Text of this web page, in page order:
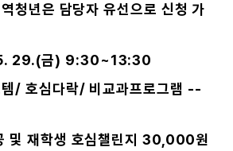
년은 담당자 유선으로 신청 가
29.(금) 9:30~13:30
템/ 호심다락/ 비교과프로그램 --
및 재학생 호심챌린지 30,000원